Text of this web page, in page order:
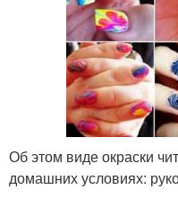
Об этом виде окраски
домашних условиях: